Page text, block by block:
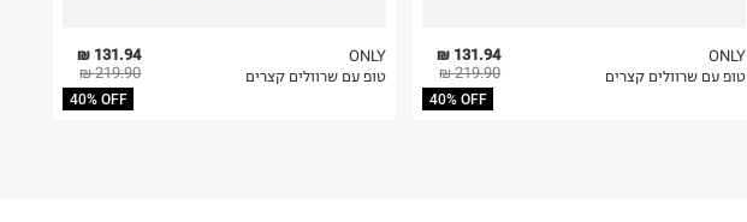
131.94 ₪
219.90 ₪
40% OFF
ONLY
טופ עם שרוולים קצרים
131.94 ₪
219.90 ₪
40% OFF
ONLY
טופ עם שרוולים קצרים